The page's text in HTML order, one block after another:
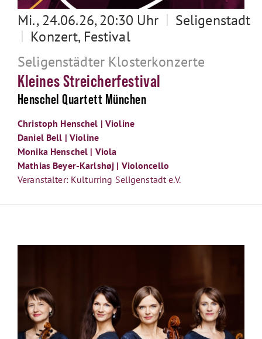
Mi., 24.06.26, 20:30 Uhr | Seligenstadt
| Konzert, Festival
Seligenstädter Klosterkonzerte
Kleines Streicherfestival
Henschel Quartett München
Christoph Henschel | Violine
Daniel Bell | Violine
Monika Henschel | Viola
Mathias Beyer-Karlshøj | Violoncello
Veranstalter: Kulturring Seligenstadt e.V.